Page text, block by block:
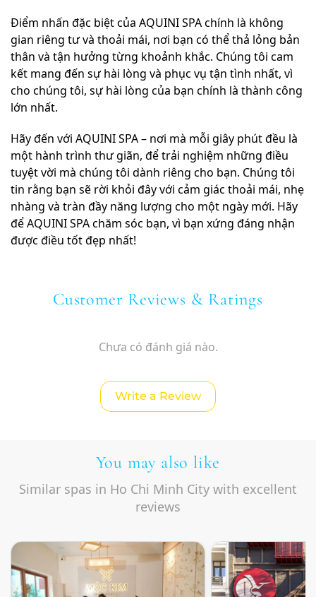
Điểm nhấn đặc biệt của AQUINI SPA chính là không
gian riêng tư và thoải mái, nơi bạn có thể thả lỏng bản
thân và tận hưởng từng khoảnh khắc. Chúng tôi cam
kết mang đến sự hài lòng và phục vụ tận tình nhất, vì
cho chúng tôi, sự hài lòng của bạn chính là thành công
lớn nhất.
Hãy đến với AQUINI SPA – nơi mà mỗi giây phút đều là
một hành trình thư giãn, để trải nghiệm những điều
tuyệt vời mà chúng tôi dành riêng cho bạn. Chúng tôi
tin rằng bạn sẽ rời khỏi đây với cảm giác thoải mái, nhẹ
nhàng và tràn đầy năng lượng cho một ngày mới. Hãy
để AQUINI SPA chăm sóc bạn, vì bạn xứng đáng nhận
được điều tốt đẹp nhất!
Customer Reviews & Ratings
Chưa có đánh giá nào.
Write a Review
You may also like
Similar spas in Ho Chi Minh City with excellent
reviews